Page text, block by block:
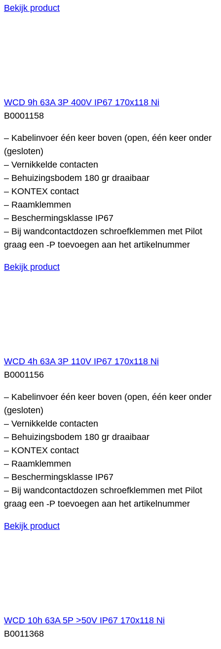
Bekijk product
WCD 9h 63A 3P 400V IP67 170x118 Ni
B0001158
– Kabelinvoer één keer boven (open, één keer onder
(gesloten)
– Vernikkelde contacten
– Behuizingsbodem 180 gr draaibaar
– KONTEX contact
– Raamklemmen
– Beschermingsklasse IP67
– Bij wandcontactdozen schroefklemmen met Pilot
graag een -P toevoegen aan het artikelnummer
Bekijk product
WCD 4h 63A 3P 110V IP67 170x118 Ni
B0001156
– Kabelinvoer één keer boven (open, één keer onder
(gesloten)
– Vernikkelde contacten
– Behuizingsbodem 180 gr draaibaar
– KONTEX contact
– Raamklemmen
– Beschermingsklasse IP67
– Bij wandcontactdozen schroefklemmen met Pilot
graag een -P toevoegen aan het artikelnummer
Bekijk product
WCD 10h 63A 5P >50V IP67 170x118 Ni
B0011368